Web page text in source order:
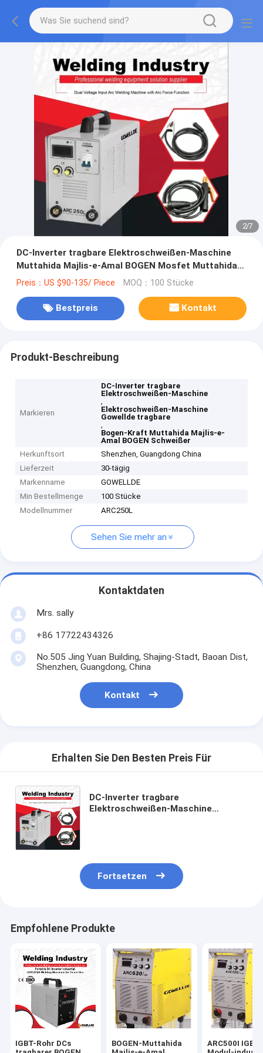
2/7
DC-Inverter tragbare Elektroschweißen-Maschine
Muttahida Majlis-e-Amal BOGEN Mosfet Muttahida
Majlis-e-Amal Maschine mit Bogen-Kraft-Funktion
Preis：US $90-135/ Piece MOQ：100 Stücke
Bestpreis Kontakt
Produkt-Beschreibung
Markieren
DC-Inverter tragbare
Elektroschweißen-Maschine
,
Elektroschweißen-Maschine
Gowellde tragbare
,
Bogen-Kraft Muttahida Majlis-e-
Amal BOGEN Schweißer
Herkunftsort
Shenzhen, Guangdong China
Lieferzeit
30-tägig
Markenname
GOWELLDE
Min Bestellmenge
100 Stücke
Modellnummer
ARC250L
Sehen Sie mehr an
Kontaktdaten
Mrs. sally
+86 17722434326
No.505 Jing Yuan Building, Shajing-Stadt, Baoan Dist,
Shenzhen, Guangdong, China
Kontakt
Erhalten Sie Den Besten Preis Für
DC-Inverter tragbare
Elektroschweißen-Maschine
Fortsetzen
Empfohlene Produkte
IGBT-Rohr DCs
BOGEN-Muttahida
ARC500I